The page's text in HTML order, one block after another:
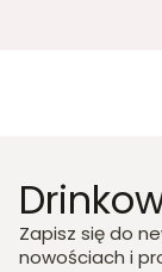
Zapisz się do
nowościach i